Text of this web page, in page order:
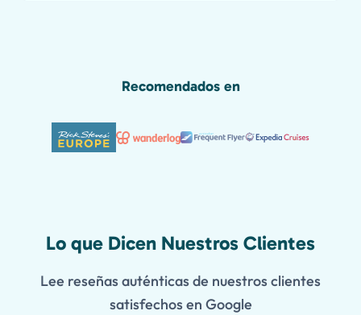
Recomendados en
Lo que Dicen Nuestros Clientes
Lee reseñas auténticas de nuestros clientes
satisfechos en Google